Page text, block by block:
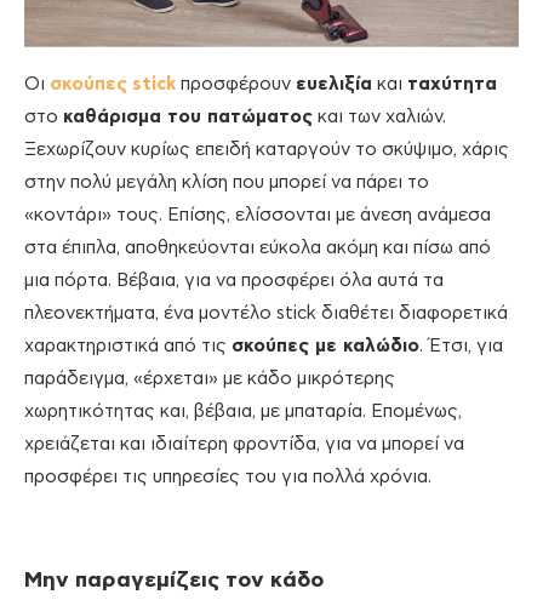
Οι σκούπες stick προσφέρουν ευελιξία και ταχύτητα
στο καθάρισμα του πατώματος και των χαλιών.
Ξεχωρίζουν κυρίως επειδή καταργούν το σκύψιμο, χάρις
στην πολύ μεγάλη κλίση που μπορεί να πάρει το
«κοντάρι» τους. Επίσης, ελίσσονται με άνεση ανάμεσα
στα έπιπλα, αποθηκεύονται εύκολα ακόμη και πίσω από
μια πόρτα. Βέβαια, για να προσφέρει όλα αυτά τα
πλεονεκτήματα, ένα μοντέλο stick διαθέτει διαφορετικά
χαρακτηριστικά από τις σκούπες με καλώδιο. Έτσι, για
παράδειγμα, «έρχεται» με κάδο μικρότερης
χωρητικότητας και, βέβαια, με μπαταρία. Επομένως,
χρειάζεται και ιδιαίτερη φροντίδα, για να μπορεί να
προσφέρει τις υπηρεσίες του για πολλά χρόνια.
Μην παραγεμίζεις τον κάδο